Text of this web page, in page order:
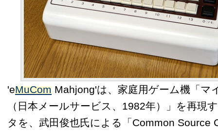
'eMuCom Mahjong'は、家庭用ゲーム機「マ
（日本メールサービス、1982年）」を再現
タを、武田俊也氏による「Common Source